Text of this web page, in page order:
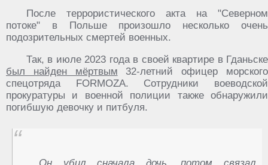
После террористического акта на "Северном
потоке" в Польше произошло несколько очень
подозрительных смертей военных.
Так, в июле 2023 года в своей квартире в Гданьске
был найден мёртвым 32-летний офицер морского
спецотряда FORMOZA. Сотрудники воеводской
прокуратуры и военной полиции также обнаружили
погибшую девочку и питбуля.
Он убил сначала дочь, потом связал